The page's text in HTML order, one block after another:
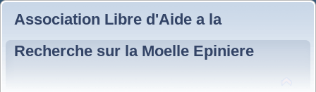
Association Libre d'Aide a la
Recherche sur la Moelle Epiniere